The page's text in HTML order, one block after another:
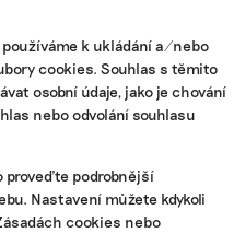
k ukládání a/nebo
cookies. Souhlas s těmito
osobní údaje, jako je chování
nebo odvolání souhlasu
proveďte podrobnější
Nastavení můžete kdykoli
cookies nebo
ty